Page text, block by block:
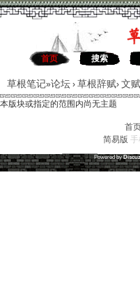
首页 搜索
草根笔记»论坛 › 草根辞赋› 文赋
本版块或指定的范围内尚无主题
首
简易版 手
Powered by